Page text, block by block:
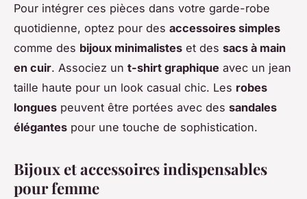
Pour intégrer ces pièces dans votre garde-robe
quotidienne, optez pour des accessoires simples
comme des bijoux minimalistes et des sacs à main
en cuir. Associez un t-shirt graphique avec un jean
taille haute pour un look casual chic. Les robes
longues peuvent être portées avec des sandales
élégantes pour une touche de sophistication.
Bijoux et accessoires indispensables
pour femme